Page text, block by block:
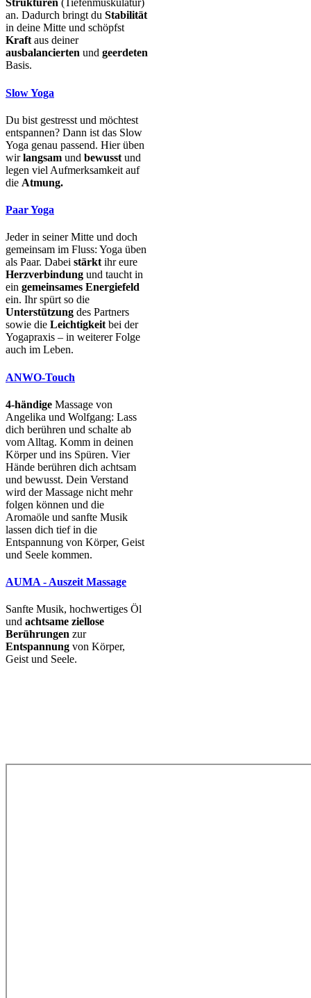
Strukturen (Tiefenmuskulatur)
an. Dadurch bringt du Stabilität
in deine Mitte und schöpfst
Kraft aus deiner
ausbalancierten und geerdeten
Basis.
Slow Yoga
Du bist gestresst und möchtest
entspannen? Dann ist das Slow
Yoga genau passend. Hier üben
wirlangsam und bewusst und
legen viel Aufmerksamkeit auf
die Atmung.
Paar Yoga
Jeder in seiner Mitte und doch
gemeinsam im Fluss: Yoga üben
als Paar. Dabei stärktihr eure
Herzverbindung und taucht in
ein gemeinsames Energiefeld
ein. Ihr spürt so die
Unterstützung des Partners
sowie die Leichtigkeitbei der
Yogapraxis – in weiterer Folge
auch im Leben.
ANWO-Touch
4-händige Massage von
Angelika und Wolfgang: Lass
dich berühren und schalte ab
vom Alltag. Komm in deinen
Körper und ins Spüren. Vier
Hände berühren dich achtsam
und bewusst. Dein Verstand
wird der Massage nicht mehr
folgen können und die
Aromaöle und sanfte Musik
lassen dich tief in die
Entspannung von Körper, Geist
und Seele kommen.
AUMA - Auszeit Massage
Sanfte Musik, hochwertiges Öl
und achtsame ziellose
Berührungen zur
Entspannung von Körper,
Geist und Seele.